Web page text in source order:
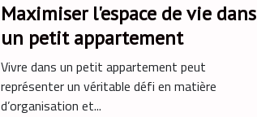
Maximiser l'espace de vie dans
un petit appartement
Vivre dans un petit appartement peut
représenter un véritable défi en matière
d’organisation et...